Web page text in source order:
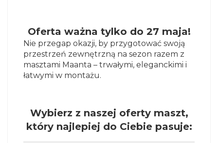
Oferta ważna tylko do 27 maja!
Nie przegap okazji, by przygotować swoją
przestrzeń zewnętrzną na sezon razem z
masztami Maanta – trwałymi, eleganckimi i
łatwymi w montażu.
Wybierz z naszej oferty maszt,
który najlepiej do Ciebie pasuje: